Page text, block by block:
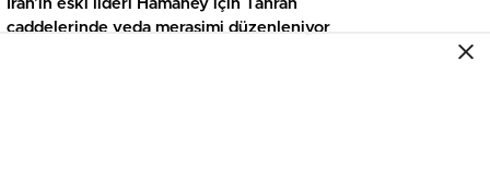
İran’ın eski lideri Hamaney için Tahran
caddelerinde veda merasimi düzenleniyor